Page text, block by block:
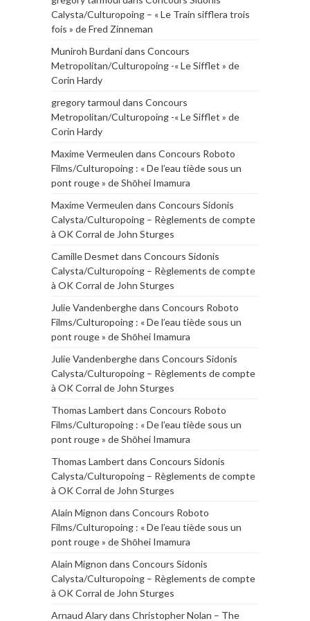
Calysta/Culturopoing – « Le Train sifflera trois
fois » de Fred Zinneman
Muniroh Burdanidans Concours
Metropolitan/Culturopoing -« Le Sifflet » de
Corin Hardy
gregory tarmoul dans Concours
Metropolitan/Culturopoing -« Le Sifflet » de
Corin Hardy
Maxime Vermeulen dans Concours Roboto
Films/Culturopoing : « De l’eau tiède sous un
pont rouge » de Shōhei Imamura
Maxime Vermeulen dans Concours Sidonis
Calysta/Culturopoing – Règlements de compte
à OK Corral de John Sturges
Camille Desmet dans Concours Sidonis
Calysta/Culturopoing – Règlements de compte
à OK Corral de John Sturges
Julie Vandenberghedans Concours Roboto
Films/Culturopoing : « De l’eau tiède sous un
pont rouge » de Shōhei Imamura
Julie Vandenberghedans Concours Sidonis
Calysta/Culturopoing – Règlements de compte
à OK Corral de John Sturges
Thomas Lambert dans Concours Roboto
Films/Culturopoing : « De l’eau tiède sous un
pont rouge » de Shōhei Imamura
Thomas Lambert dans Concours Sidonis
Calysta/Culturopoing – Règlements de compte
à OK Corral de John Sturges
Alain Mignon dans Concours Roboto
Films/Culturopoing : « De l’eau tiède sous un
pont rouge » de Shōhei Imamura
Alain Mignon dans Concours Sidonis
Calysta/Culturopoing – Règlements de compte
à OK Corral de John Sturges
Arnaud Alarydans Christopher Nolan – The